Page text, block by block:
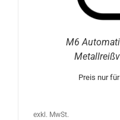
M6
Preis nur
exkl. MwSt.